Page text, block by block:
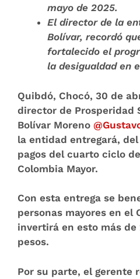
mayo de 2025.
El director de la
Bolívar, recordó
fortalecido el
la desigualdad en
Quibdó, Chocó, 30 de
director de Prosperidad
Bolívar Moreno
la entidad entregará, del
pagos del cuarto ciclo
Colombia Mayor.
Con esta entrega se
personas mayores en el
invertirá en esto más de
pesos.
Por su parte, el gerente